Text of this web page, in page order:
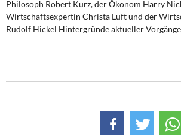
Philosoph Robert Kurz, der Ökonom Harry
Wirtschaftsexpertin Christa Luft und der
Rudolf Hickel Hintergründe aktueller